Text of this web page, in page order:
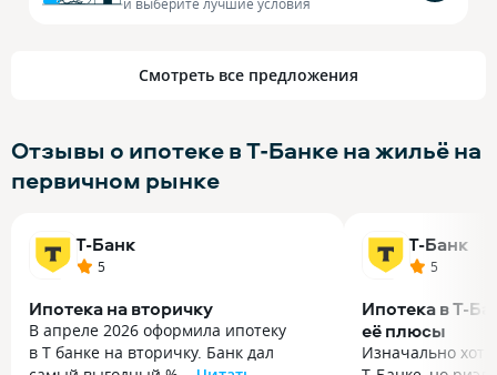
Смотреть все предложения
Отзывы о ипотеке в Т-Банке на жильё на
первичном рынке
Т-Банк
5
Ипотека на вторичку
В апреле 2026 оформила ипотеку
в Т банке на вторичку. Банк дал
Т-Банк
5
Ипотека в Т-
её плюсы
Изначально